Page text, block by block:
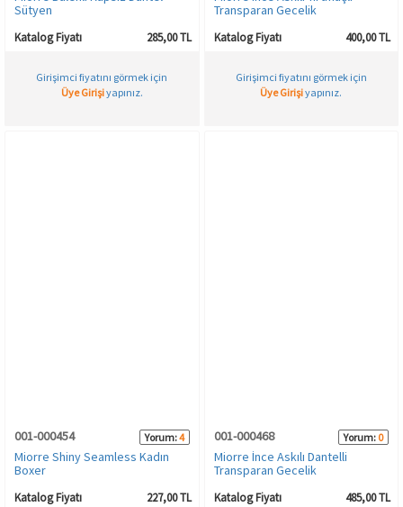
Sütyen
Katalog Fiyatı 285,00 TL
Girişimci fiyatını görmek için
Üye Girişiyapınız.
Transparan Gecelik
Katalog Fiyatı 400,00 TL
Girişimci fiyatını görmek için
Üye Girişiyapınız.
001-000454 Yorum:4
Miorre Shiny Seamless Kadın
Boxer
Katalog Fiyatı 227,00 TL
001-000468 Yorum: 0
Miorre İnce Askılı Dantelli
Transparan Gecelik
Katalog Fiyatı 485,00 TL